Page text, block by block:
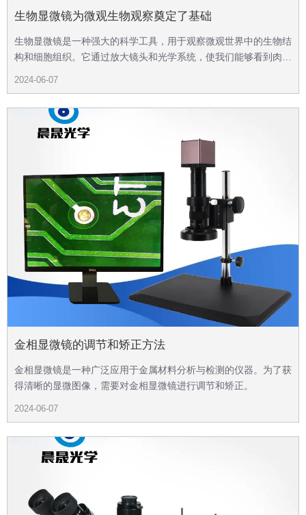
生物显微镜为微观生物观察奠定了基础
生物显微镜是一种强大的科学工具，用于观察微观世界中的生物结
构和细胞组织。它通过放大镜头和光学系统，使我们能够看到肉眼
2024-06-07
金相显微镜的调节和矫正方法
金相显微镜是一种广泛应用于金属材料分析与检测的仪器。为了获
得清晰的显微图像，需要对金相显微镜进行调节和矫正。
2024-06-07